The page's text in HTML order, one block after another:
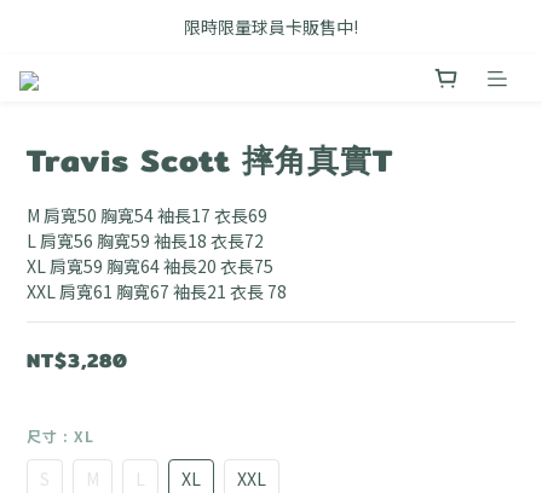
FB搜尋優惠社群 🔎 DOUSHOP 選貨
限時限量球員卡販售中!
Travis Scott 摔角真實T
M 肩寬50 胸寬54 袖長17 衣長69
L 肩寬56 胸寬59 袖長18 衣長72
XL 肩寬59 胸寬64 袖長20 衣長75
XXL 肩寬61 胸寬67 袖長21 衣長 78
NT$3,280
尺寸 : XL
S M L XL XXL